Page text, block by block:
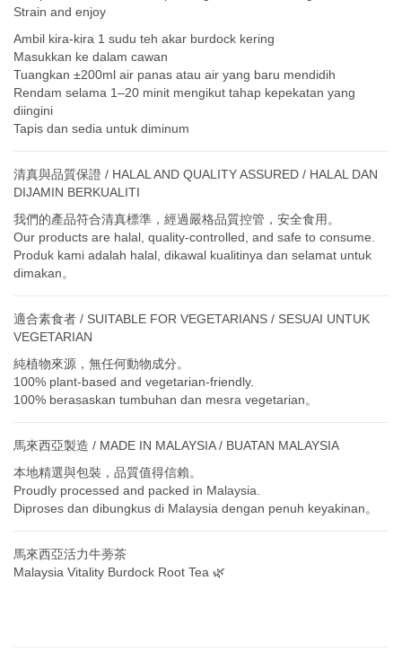
Strain and enjoy
Ambil kira-kira 1 sudu teh akar burdock kering
Masukkan ke dalam cawan
Tuangkan ±200ml air panas atau air yang baru mendidih
Rendam selama 1–20 minit mengikut tahap kepekatan yang
diingini
Tapis dan sedia untuk diminum
清真與品質保證 / HALAL AND QUALITY ASSURED / HALAL DAN
DIJAMIN BERKUALITI
我們的產品符合清真標準，經過嚴格品質控管，安全食用。
Our products are halal, quality-controlled, and safe to consume.
Produk kami adalah halal, dikawal kualitinya dan selamat untuk
dimakan。
適合素食者 / SUITABLE FOR VEGETARIANS / SESUAI UNTUK
VEGETARIAN
純植物來源，無任何動物成分。
100% plant-based and vegetarian-friendly.
100% berasaskan tumbuhan dan mesra vegetarian。
馬來西亞製造 / MADE IN MALAYSIA / BUATAN MALAYSIA
本地精選與包裝，品質值得信賴。
Proudly processed and packed in Malaysia.
Diproses dan dibungkus di Malaysia dengan penuh keyakinan。
馬來西亞活力牛蒡茶
Malaysia Vitality Burdock Root Tea 🌿